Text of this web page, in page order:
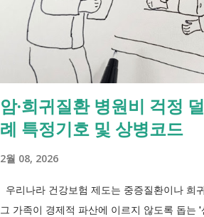
간 긴급돌봄 확대 확대 추진 장애인 공공일자
업무계획에 담긴 내용으로, 법 개정과 예산 반
입니다. 부모와 함께 살아도 장애인연금을 받
복지부 업무계획이 발표된 뒤 많은 분들이 질
살면 장애인연금을 받을 수 없나요?" "혼자 살
요?" 결론부터 말씀드리면 부모와 함께 거주한
금을 받을 수 없는 것은 아닙니다. 많은 분들이
로 생각하기 쉽지만, 두 제도는 지급 기준이 서
연금 생계급여 목적 장애로 인한 ...
암·희귀질환 병원비 걱정
례 특정기호 및 상병코드
2월 08, 2026
우리나라 건강보험 제도는 중증질환이나 희
그 가족이 경제적 파산에 이르지 않도록 돕는